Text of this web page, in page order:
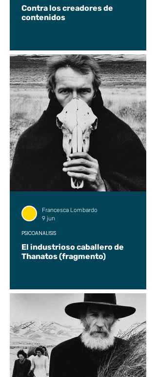
Contra los creadores de
contenidos
El industrioso caballero de
Thanatos (fragmento)
PSICOANÁLISIS
Francesca Lombardo
9 jun